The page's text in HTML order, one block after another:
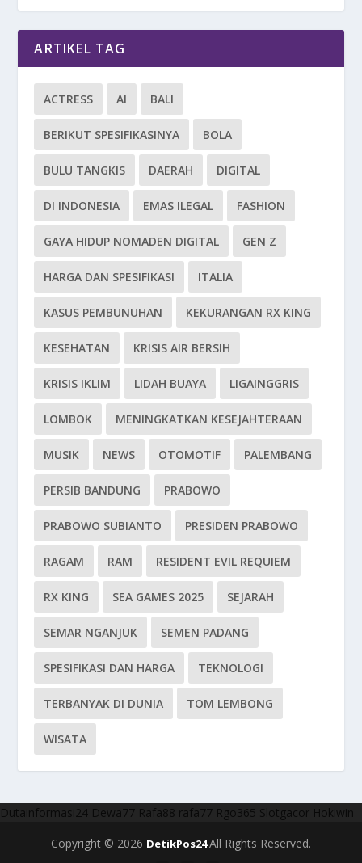
ARTIKEL TAG
ACTRESS AI BALI
BERIKUT SPESIFIKASINYA BOLA
BULU TANGKIS DAERAH DIGITAL
DI INDONESIA EMAS ILEGAL FASHION
GAYA HIDUP NOMADEN DIGITAL GEN Z
HARGA DAN SPESIFIKASI ITALIA
KASUS PEMBUNUHAN KEKURANGAN RX KING
KESEHATAN KRISIS AIR BERSIH
KRISIS IKLIM LIDAH BUAYA LIGAINGGRIS
LOMBOK MENINGKATKAN KESEJAHTERAAN
MUSIK NEWS OTOMOTIF PALEMBANG
PERSIB BANDUNG PRABOWO
PRABOWO SUBIANTO PRESIDEN PRABOWO
RAGAM RAM RESIDENT EVIL REQUIEM
RX KING SEA GAMES 2025 SEJARAH
SEMAR NGANJUK SEMEN PADANG
SPESIFIKASI DAN HARGA TEKNOLOGI
TERBANYAK DI DUNIA TOM LEMBONG
WISATA
Dutainformasi24 Dewa77 Rafa88 rafa77 Rgo365 Slotgacor Hokiwin
Copyright © 2026 DetikPos24All Rights Reserved.